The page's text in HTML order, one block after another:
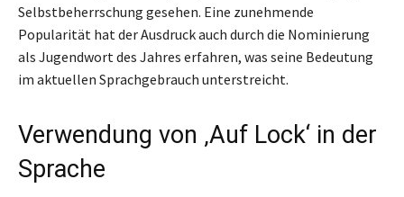
Selbstbeherrschung gesehen. Eine zunehmende
Popularität hat der Ausdruck auch durch die Nominierung
als Jugendwort des Jahres erfahren, was seine Bedeutung
im aktuellen Sprachgebrauch unterstreicht.
Verwendung von ‚Auf Lock‘ in der
Sprache